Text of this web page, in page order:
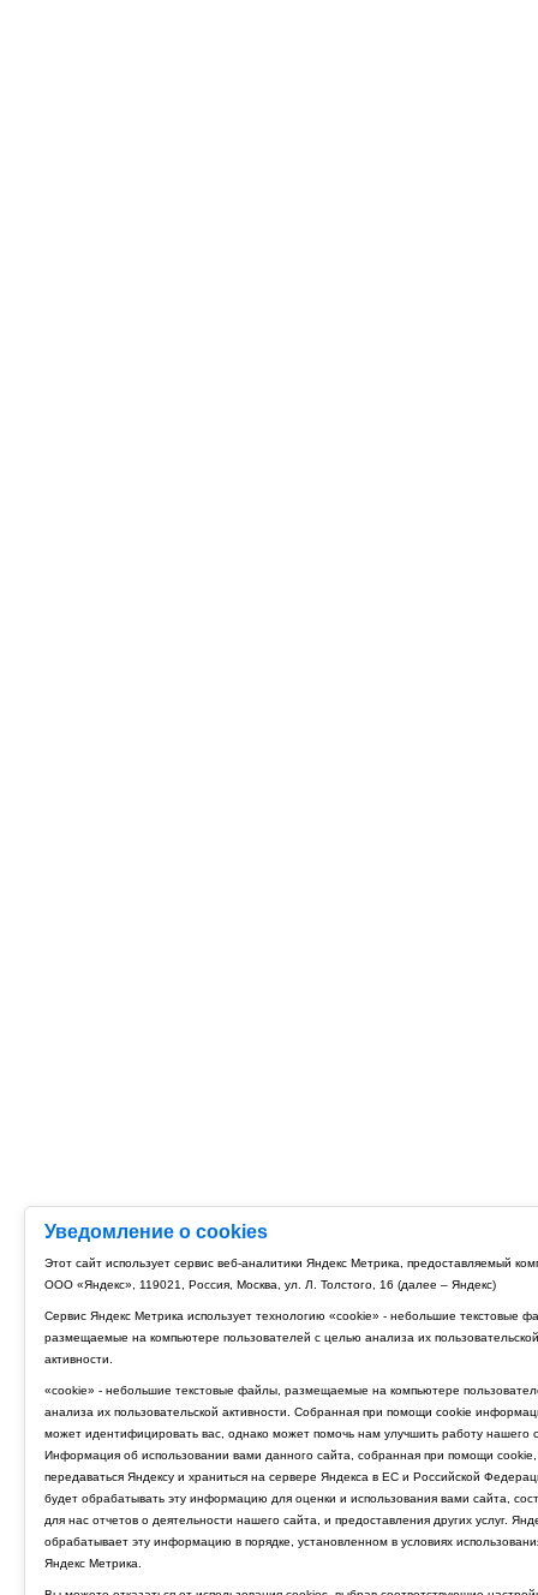
Уведомление о cookies
Этот сайт использует сервис веб-аналитики Яндекс Метрика, предоставляемый
ООО «Яндекс», 119021, Россия, Москва, ул. Л. Толстого, 16 (далее – Яндекс)
Сервис Яндекс Метрика использует технологию «cookie» - небольшие текстовые
размещаемые на компьютере пользователей с целью анализа их пользовательской
активности.
«cookie» - небольшие текстовые файлы, размещаемые на компьютере
анализа их пользовательской активности. Собранная при помощи cookie
может идентифицировать вас, однако может помочь нам улучшить работу нашего
Информация об использовании вами данного сайта, собранная при помощи cookie,
передаваться Яндексу и храниться на сервере Яндекса в ЕС и Российской
будет обрабатывать эту информацию для оценки и использования вами сайта,
для нас отчетов о деятельности нашего сайта, и предоставления других услуг.
обрабатывает эту информацию в порядке, установленном в условиях
Яндекс Метрика.